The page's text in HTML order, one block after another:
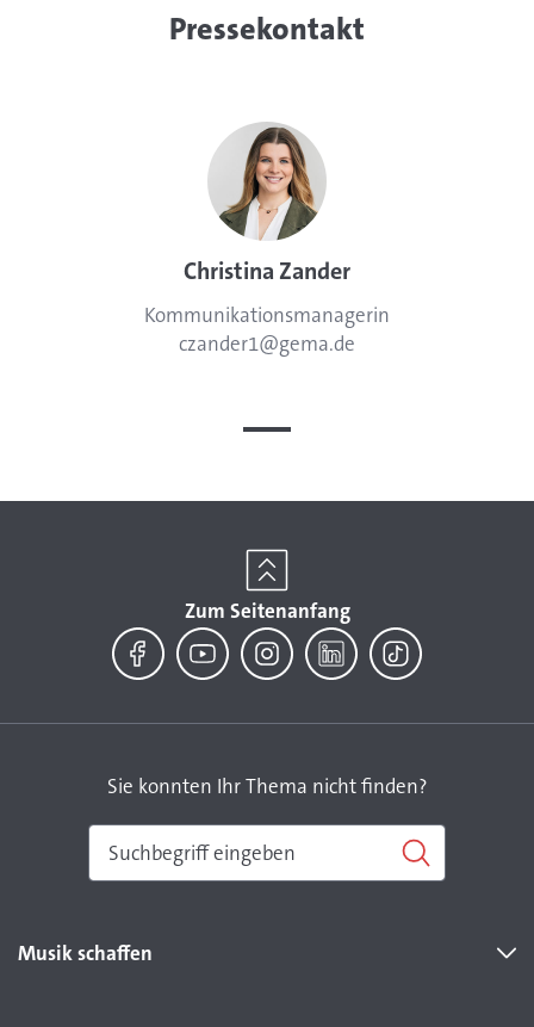
Pressekontakt
Christina Zander
Kommunikationsmanagerin
czander1@gema.de
Zum Seitenanfang
Sie konnten Ihr Thema nicht finden?
Musik schaffen